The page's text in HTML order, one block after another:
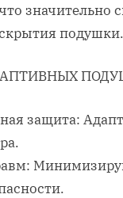
значительно
подушки.
защита: